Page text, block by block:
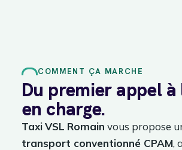
COMMENT ÇA MARCHE
Du premier appel
en charge.
TaxiVSL Romain vous propose
transport conventionné CPAM,